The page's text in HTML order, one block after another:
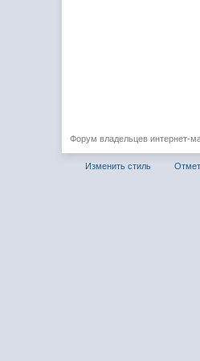
Форум владельцев интернет-
Изменить стиль